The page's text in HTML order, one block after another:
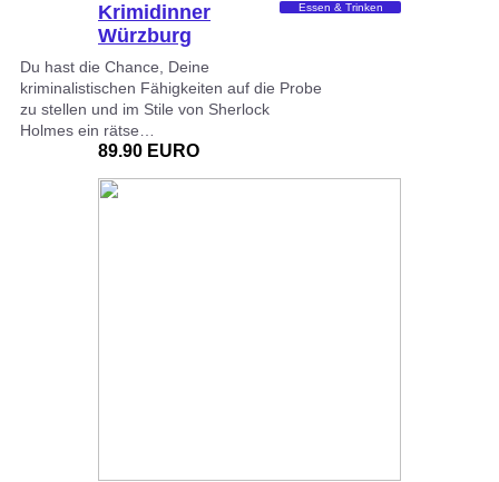
Krimidinner
Würzburg
Essen & Trinken
Du hast die Chance, Deine
kriminalistischen Fähigkeiten auf die Probe
zu stellen und im Stile von Sherlock
Holmes ein rätse…
89.90 EURO